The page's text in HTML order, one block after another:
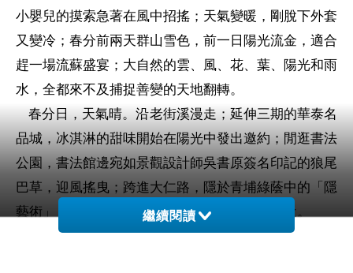
小嬰兒的摸索急著在風中招搖；天氣變暖，剛脫下外套
又變冷；春分前兩天群山雪色，前一日陽光流金，適合
趕一場流蘇盛宴；大自然的雲、風、花、葉、陽光和雨
水，全都來不及捕捉善變的天地翻轉。
春分日，天氣晴。沿老街溪漫走；延伸三期的華泰名
品城，冰淇淋的甜味開始在陽光中發出邀約；閒逛書法
公園，書法館邊宛如景觀設計師吳書原簽名印記的狼尾
巴草，迎風搖曳；跨進大仁路，隱於青埔綠蔭中的「隱
藝術」，在好風好日中靜靜相待，這樣簡淨親近。
和站在邊界觀看世界流動的「outsider」相較，習慣
繼續閱讀